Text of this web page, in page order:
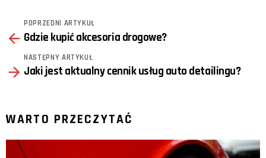
more
POPRZEDNI ARTYKUŁ
Gdzie kupić akcesoria drogowe?
NASTĘPNY ARTYKUŁ
Jaki jest aktualny cennik usług auto detailingu?
WARTO PRZECZYTAĆ